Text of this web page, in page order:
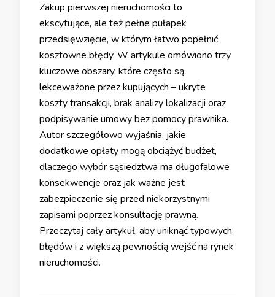
Zakup pierwszej nieruchomości to
ekscytujące, ale też pełne pułapek
przedsięwzięcie, w którym łatwo popełnić
kosztowne błędy. W artykule omówiono trzy
kluczowe obszary, które często są
lekceważone przez kupujących – ukryte
koszty transakcji, brak analizy lokalizacji oraz
podpisywanie umowy bez pomocy prawnika.
Autor szczegółowo wyjaśnia, jakie
dodatkowe opłaty mogą obciążyć budżet,
dlaczego wybór sąsiedztwa ma długofalowe
konsekwencje oraz jak ważne jest
zabezpieczenie się przed niekorzystnymi
zapisami poprzez konsultację prawną.
Przeczytaj cały artykuł, aby uniknąć typowych
błędów i z większą pewnością wejść na rynek
nieruchomości.